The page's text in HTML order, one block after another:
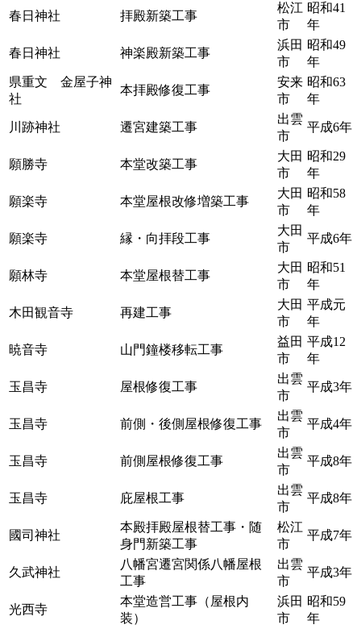
春日神社 拝殿新築工事
松江
市
昭和41
年
春日神社 神楽殿新築工事
浜田
市
昭和49
年
県重文 金屋子神
社
本拝殿修復工事
安来
市
昭和63
年
川跡神社 遷宮建築工事
出雲
市
平成6年
願勝寺 本堂改築工事
大田
市
昭和29
年
願楽寺 本堂屋根改修増築工事
大田
市
昭和58
年
願楽寺 縁・向拝段工事
大田
市
平成6年
願林寺 本堂屋根替工事
大田
市
昭和51
年
木田観音寺 再建工事
大田
市
平成元
年
暁音寺 山門鐘楼移転工事
益田
市
平成12
年
玉昌寺 屋根修復工事
出雲
市
平成3年
玉昌寺 前側・後側屋根修復工事
出雲
市
平成4年
玉昌寺 前側屋根修復工事
出雲
市
平成8年
玉昌寺 庇屋根工事
出雲
市
平成8年
國司神社
本殿拝殿屋根替工事・随
身門新築工事
松江
市
平成7年
久武神社
八幡宮遷宮関係八幡屋根
工事
出雲
市
平成3年
光西寺
本堂造営工事（屋根内
装）
浜田
市
昭和59
年